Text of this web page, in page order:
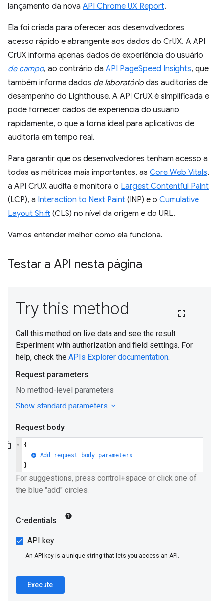
lançamento da nova API Chrome UX Report.
Ela foi criada para oferecer aos desenvolvedores
acesso rápido e abrangente aos dados do CrUX. A API
CrUX informa apenas dados de experiência do usuário
de campo, ao contrário da API PageSpeed Insights, que
também informa dados de laboratório das auditorias de
desempenho do Lighthouse. A API CrUX é simplificada e
pode fornecer dados de experiência do usuário
rapidamente, o que a torna ideal para aplicativos de
auditoria em tempo real.
Para garantir que os desenvolvedores tenham acesso a
todas as métricas mais importantes, as Core Web Vitals,
a API CrUX audita e monitora o Largest Contentful Paint
(LCP), a Interaction to Next Paint (INP) e o Cumulative
Layout Shift (CLS) no nível da origem e do URL.
Vamos entender melhor como ela funciona.
Testar a API nesta página